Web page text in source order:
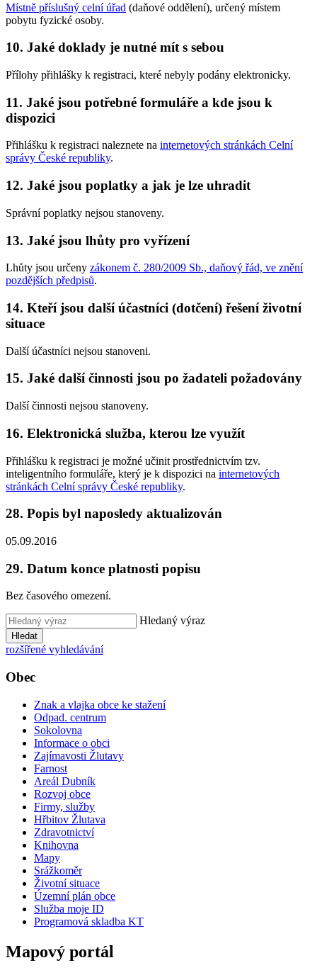
Místně příslušný celní úřad (daňové oddělení), určený místem
pobytu fyzické osoby.
10. Jaké doklady je nutné mít s sebou
Přílohy přihlášky k registraci, které nebyly podány elektronicky.
11. Jaké jsou potřebné formuláře a kde jsou k
dispozici
Přihlášku k registraci naleznete na internetových stránkách Celní
správy České republiky.
12. Jaké jsou poplatky a jak je lze uhradit
Správní poplatky nejsou stanoveny.
13. Jaké jsou lhůty pro vyřízení
Lhůty jsou určeny zákonem č. 280/2009 Sb., daňový řád, ve znění
pozdějších předpisů.
14. Kteří jsou další účastníci (dotčení) řešení životní
situace
Další účastníci nejsou stanoveni.
15. Jaké další činnosti jsou po žadateli požadovány
Další činnosti nejsou stanoveny.
16. Elektronická služba, kterou lze využít
Přihlášku k registraci je možné učinit prostřednictvím tzv.
inteligentního formuláře, který je k dispozici na internetových
stránkách Celní správy České republiky.
28. Popis byl naposledy aktualizován
05.09.2016
29. Datum konce platnosti popisu
Bez časového omezení.
Hledaný výraz
Hledat
rozšířené vyhledávání
Obec
Znak a vlajka obce ke stažení
Odpad. centrum
Sokolovna
Informace o obci
Zajímavosti Žlutavy
Farnost
Areál Dubník
Rozvoj obce
Firmy, služby
Hřbitov Žlutava
Zdravotnictví
Knihovna
Mapy
Srážkoměr
Životní situace
Územní plán obce
Služba moje ID
Programová skladba KT
Mapový portál